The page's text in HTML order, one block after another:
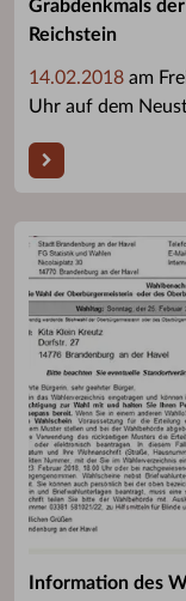
Grabdenkmals
Reichstein
14.02.2018 am
Uhr auf dem
Information des